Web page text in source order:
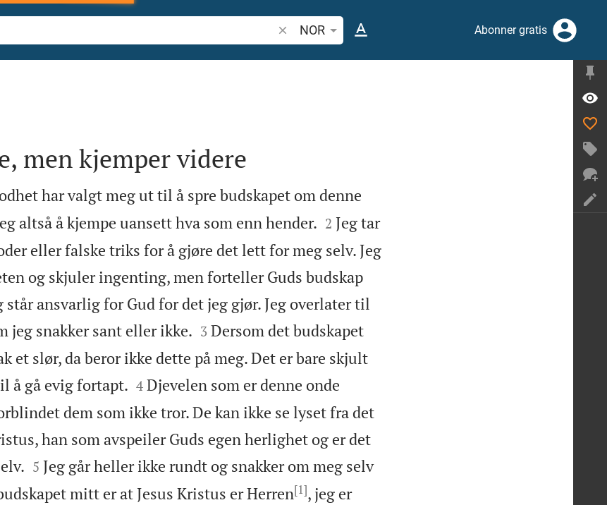
Søk bibelvers eller ord
NOR Abonner gratis
men kjemper videre
har valgt meg ut til å spre budskapet om denne
altså å kjempe uansett hva som enn hender.
2 Jeg tar
eller falske triks for å gjøre det lett for meg selv. Jeg
og skjuler ingenting, men forteller Guds budskap
står ansvarlig for Gud for det jeg gjør. Jeg overlater til
jeg snakker sant eller ikke.
3 Dersom det budskapet
et slør, da beror ikke dette på meg. Det er bare skjult
å gå evig fortapt.
4 Djevelen som er denne onde
dem som ikke tror. De kan ikke se lyset fra det
han som avspeiler Guds egen herlighet og er det

5 Jeg går heller ikke rundt og snakker om meg selv
mitt er at Jesus Kristus er Herren[1], jeg er